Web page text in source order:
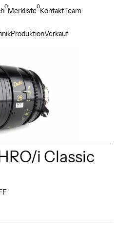
ProduktionVerkauf
0Merkliste0KontaktTeam
i Classic